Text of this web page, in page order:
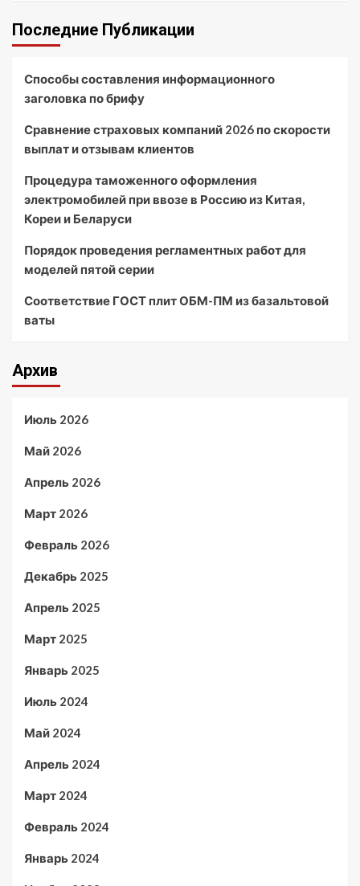
Последние Публикации
Способы составления информационного
заголовка по брифу
Сравнение страховых компаний 2026 по скорости
выплат и отзывам клиентов
Процедура таможенного оформления
электромобилей при ввозе в Россию из Китая,
Кореи и Беларуси
Порядок проведения регламентных работ для
моделей пятой серии
Соответствие ГОСТ плит ОБМ-ПМ из базальтовой
ваты
Архив
Июль 2026
Май 2026
Апрель 2026
Март 2026
Февраль 2026
Декабрь 2025
Апрель 2025
Март 2025
Январь 2025
Июль 2024
Май 2024
Апрель 2024
Март 2024
Февраль 2024
Январь 2024